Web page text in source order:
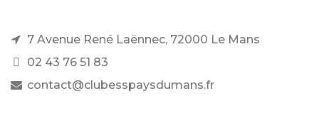
7 Avenue René Laënnec, 72000 Le Mans
02 43 76 51 83
contact@clubesspaysdumans.fr